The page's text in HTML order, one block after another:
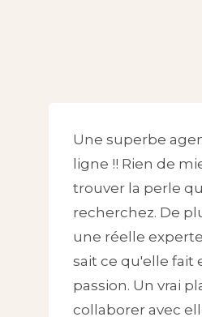
Une superbe
ligne !! Rien de
trouver la perle
recherchez. De
une réelle
sait ce qu'elle fait
passion. Un vrai
collaborer avec